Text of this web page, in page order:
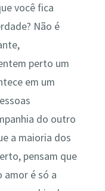
você fica
Não é
perto um
em um
do outro
a maioria dos
pensam que
amor é só a